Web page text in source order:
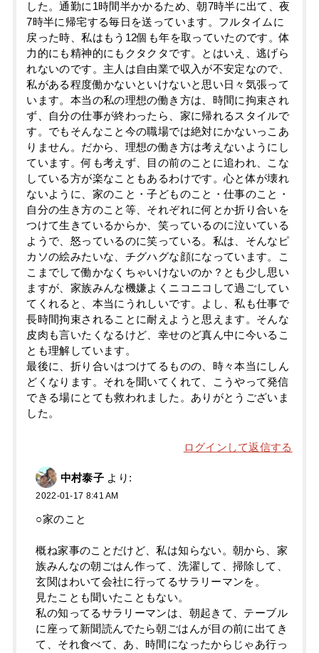
した。通勤に1時間半かかるため、朝7時半に出て、夜
7時半に帰宅する毎日を送っています。フルタイムに
戻った時、私はもう12個も年を取っていたのです。体
力的にも精神的にもクタクタです。とはいえ、逃げら
れないのです。主人は自由業で収入が不安定なので、
私がある程度働かないといけないと思い日々気張って
います。本当の私の理想の働き方は、時間に拘束され
ず、自分の仕事が終わったら、家に帰れるスタイルで
す。でもそんなこと今の職場では絶対にかないっこあ
りません。だから、理想の働き方は考えないようにし
ています。何も考えず、目の前のことに追われ、こな
している方が楽なこともあるわけです。心と体が壊れ
ないように、家のこと・子どものこと・仕事のこと・
自分の生き方のこと等、それぞれに何とか折り合いを
つけて生きているからか、笑っているのに泣いている
ようで、怒っているのに笑っている。私は、そんなピ
カソの絵みたいな、チグハグな顔になっています。こ
こまでして働かなくちゃいけないのか？とも少し思い
ますが、家族みんな機嫌よくニコニコして過ごしてい
てくれると、本当にうれしいです。よし、私も仕事で
長時間拘束されることに耐えようと思えます。そんな
皮肉も言いたくなるけど、幸せのど真ん中に今いるこ
とも理解しています。
最後に、折り合いはつけてるものの、時々本当にしん
どくなります。それを聞いてくれて、こうやって発信
できる場にとても救われました。ありがとうございま
した。
ログインして返信する
中村泰子 より:
2022-01-17 8:41 AM
○家のこと
概ね家事のことだけど、私は知らない。朝から、家
族みんなの朝ごはん作って、洗濯して、掃除して、
玄関はわいて会社に行ってるサラリーマンを。
見たことも聞いたこともない。
私の知ってるサラリーマンは、朝起きて、テーブル
に座って新聞読んでたら朝ごはんが目の前に出てき
て、それ食べて、あ、時間になったからじゃあ行っ